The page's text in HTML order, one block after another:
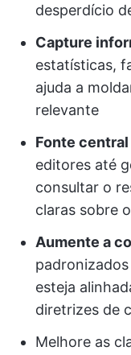
desperdício
Capture
estatísticas,
ajuda a
relevante
Fonte central
editores até
consultar o
claras sobre
Aumente a
esteja
diretrizes de
Melhore as